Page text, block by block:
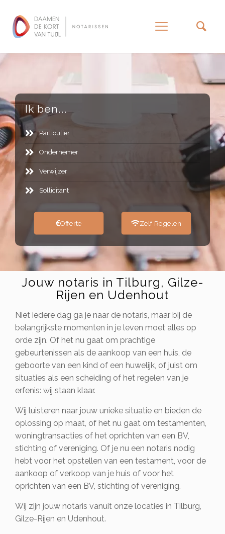
Ik ben...
Particulier
Ondernemer
Verwijzer
Sollicitant
Offerte Zelf Regelen
Jouw notaris in Tilburg, Gilze-
Rijen en Udenhout
Niet iedere dag ga je naar de notaris, maar bij de
belangrijkste momenten in je leven moet alles op
orde zijn. Of het nu gaat om prachtige
gebeurtenissen als de aankoop van een huis, de
geboorte van een kind of een huwelijk, of juist om
situaties als een scheiding of het regelen van je
erfenis: wij staan klaar.
Wij luisteren naar jouw unieke situatie en bieden de
oplossing op maat, of het nu gaat om testamenten,
woningtransacties of het oprichten van een BV,
stichting of vereniging. Of je nu een notaris nodig
hebt voor het opstellen van een testament, voor de
aankoop of verkoop van je huis of voor het
oprichten van een BV, stichting of vereniging.
Wij zijn jouw notaris vanuit onze locaties in Tilburg,
Gilze-Rijen en Udenhout.